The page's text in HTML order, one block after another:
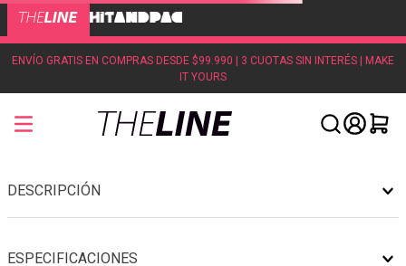
ENVÍO GRATIS EN COMPRAS DESDE $99.990 | 3 CUOTAS SIN INTERÉS | MAKE
IT YOURS
DESCRIPCIÓN
ESPECIFICACIONES